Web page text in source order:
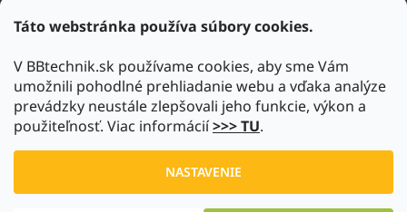
Táto webstránka používa súbory cookies.
V BBtechnik.sk používame cookies, aby sme Vám
umožnili pohodlné prehliadanie webu a vďaka analýze
prevádzky neustále zlepšovali jeho funkcie, výkon a
použiteľnosť. Viac informácií>>> TU.
NASTAVENIE
bbtechnik
https://www.youtube.com/@bb-techniks.r.o.7746